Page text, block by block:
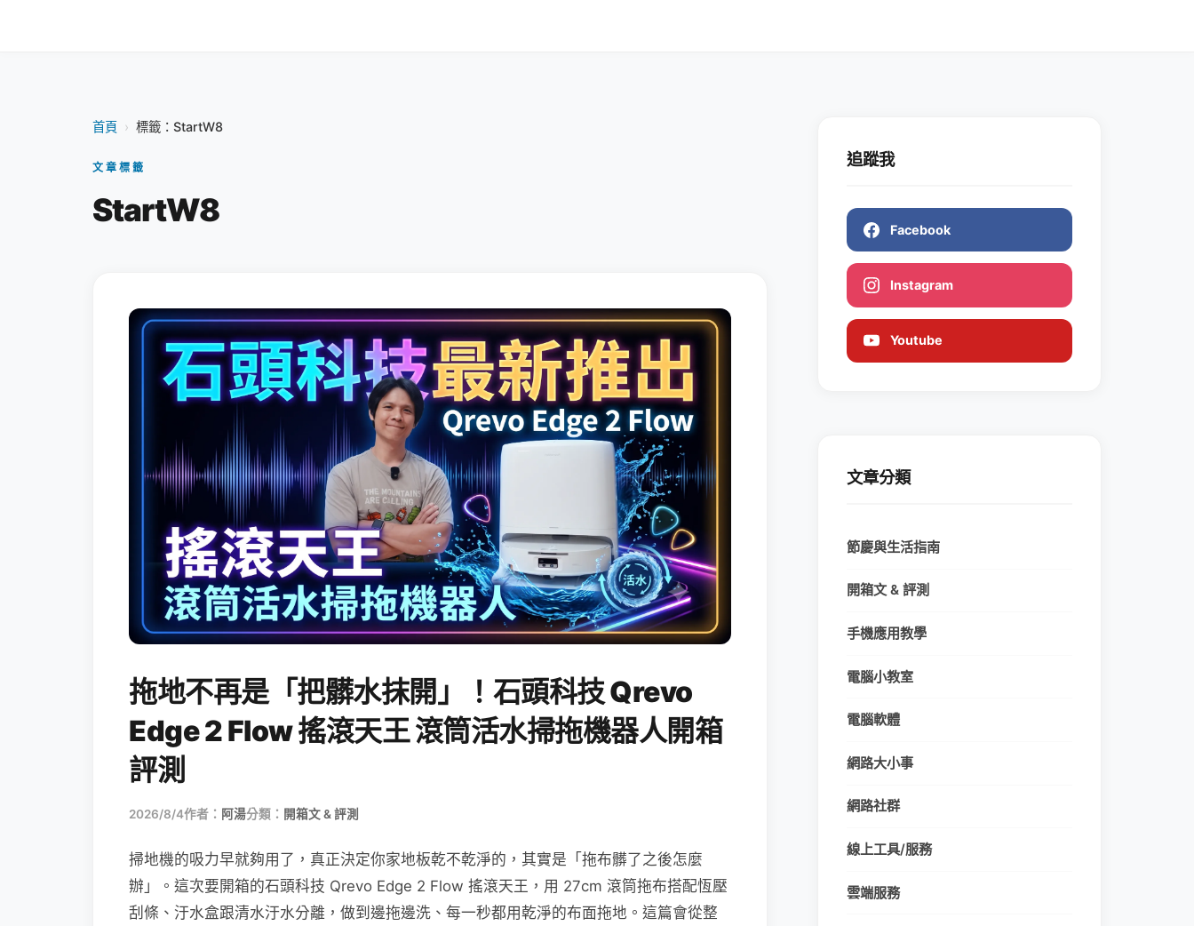
首頁 › 標籤：StartW8
文章標籤
StartW8
拖地不再是「把髒水抹開」！石頭科技 Qrevo
Edge 2 Flow 搖滾天王 滾筒活水掃拖機器人開箱
評測
2026/8/4作者： 阿湯分類： 開箱文 & 評測
掃地機的吸力早就夠用了，真正決定你家地板乾不乾淨的，其實是「拖布髒了之後怎麼
辦」。這次要開箱的石頭科技 Qrevo Edge 2 Flow 搖滾天王，用 27cm 滾筒拖布搭配恆壓
刮條、汙水盒跟清水汙水分離，做到邊拖邊洗、每一秒都用乾淨的布面拖地。這篇會從整
追蹤我
Facebook
Instagram
Youtube
文章分類
節慶與生活指南
開箱文 & 評測
手機應用教學
電腦小教室
電腦軟體
網路大小事
網路社群
線上工具/服務
雲端服務